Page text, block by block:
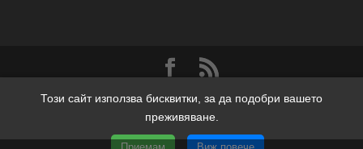
Copyright migrenon.com | Всички права запазени | Уеб
дизайн и SEO от Трибест
Този сайт използва бисквитки, за да подобри вашето
преживяване.